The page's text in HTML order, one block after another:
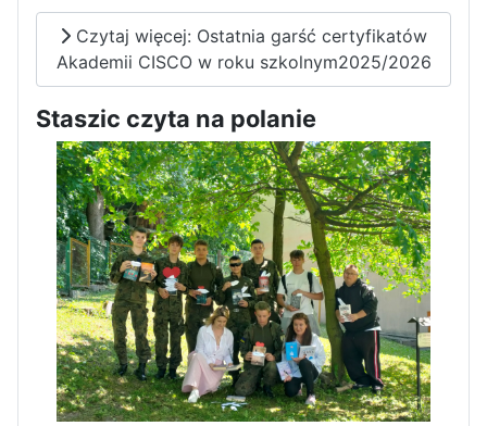
Rozpoczęcie kampanii „Gotowi
na kryzys” w ZSP w Iłży
Pierwszy tydzień praktyk
zawodowych naszych uczniów
w Portugalii za nami!
Czytaj więcej: Ostatnia garść certyfikatów
Akademii CISCO w roku szkolnym2025/2026
Staszic czyta na polanie